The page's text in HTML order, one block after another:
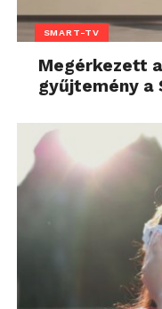
SMART-TV
Megérkezett
gyűjtemény a